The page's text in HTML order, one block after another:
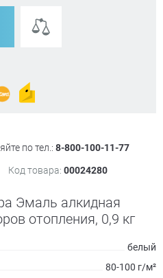
по тел.: 8-800-100-11-77
Код товара: 00024280
Эмаль алкидная
отопления, 0,9 кг
белый
80-100 г/м²